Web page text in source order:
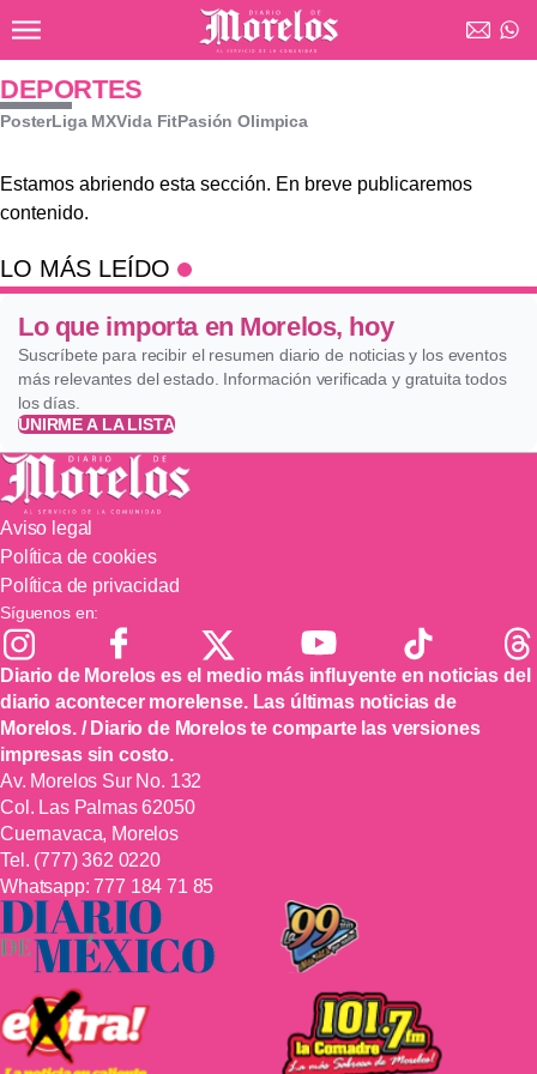
Diario de Morelos
DEPORTES
PosterLiga MXVida FitPasión Olimpica
Estamos abriendo esta sección. En breve publicaremos
contenido.
LO MÁS LEÍDO
Lo que importa en Morelos, hoy
Suscríbete para recibir el resumen diario de noticias y los eventos
más relevantes del estado. Información verificada y gratuita todos
los días.
UNIRME A LA LISTA
Aviso legal
Política de cookies
Política de privacidad
Síguenos en:
Diario de Morelos es el medio más influyente en noticias del
diario acontecer morelense. Las últimas noticias de
Morelos. / Diario de Morelos te comparte las versiones
impresas sin costo.
Av. Morelos Sur No. 132
Col. Las Palmas 62050
Cuernavaca, Morelos
Tel. (777) 362 0220
Whatsapp:777 184 71 85